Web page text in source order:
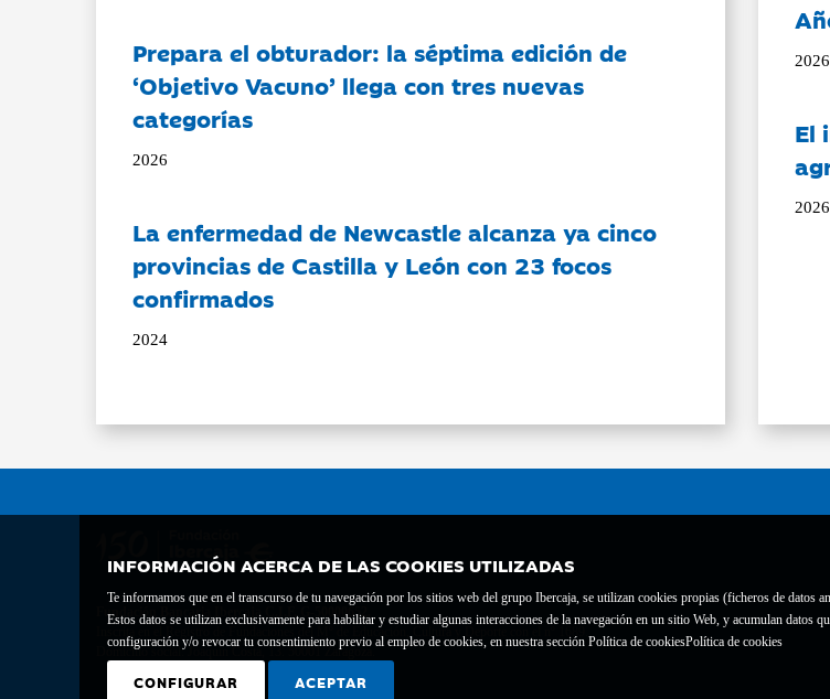
INFORMACIÓN ACERCA DE LAS COOKIES UTILIZADAS
Te informamos que en el transcurso de tu navegación por los sitios web del grupo Ibercaja, se utilizan cookies propias (ficheros de datos
Estos datos se utilizan exclusivamente para habilitar y estudiar algunas interacciones de la navegación en un sitio Web, y acumulan datos
configuración y/o revocar tu consentimiento previo al empleo de cookies, en nuestra sección Política de cookiesPolítica de cookies
CONFIGURAR ACEPTAR
Prepara el obturador: la séptima edición de
‘Objetivo Vacuno’ llega con tres nuevas
categorías
2026
La enfermedad de Newcastle alcanza ya cinco
provincias de Castilla y León con 23 focos
confirmados
2024
2026
El
2026
Fundación Bancaria Ibercaja C.I.F. G-50000652.
Inscrita en el Registro de Fundaciones del Mº de Educación, Cultura y Deporte con el nº 1689.
Domicilio social: Joaquín Costa, 13. 50001 Zaragoza.